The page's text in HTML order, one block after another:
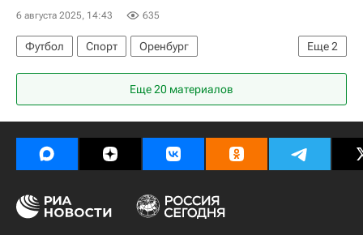
6 августа 2025, 14:43 635
Еще2
Футбол Спорт
Оренбург
РПЛ 2026-2027 (Чемпионат России по футболу)
Еще 20 материалов